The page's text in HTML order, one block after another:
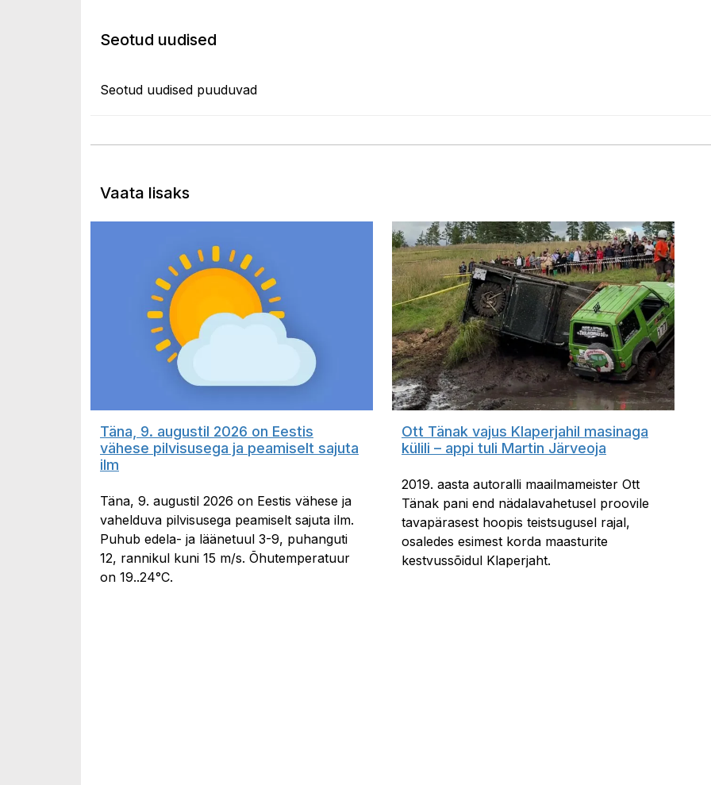
Seotud uudised
Seotud uudised puuduvad
Vaata lisaks
Täna, 9. augustil 2026 on Eestis
vähese pilvisusega ja peamiselt sajuta
ilm
Täna, 9. augustil 2026 on Eestis vähese ja
vahelduva pilvisusega peamiselt sajuta ilm.
Puhub edela- ja läänetuul 3-9, puhanguti
12, rannikul kuni 15 m/s. Õhutemperatuur
on 19..24°C.
Ott Tänak vajus Klaperjahil masinaga
külili – appi tuli Martin Järveoja
2019. aasta autoralli maailmameister Ott
Tänak pani end nädalavahetusel proovile
tavapärasest hoopis teistsugusel rajal,
osaledes esimest korda maasturite
kestvussõidul Klaperjaht.